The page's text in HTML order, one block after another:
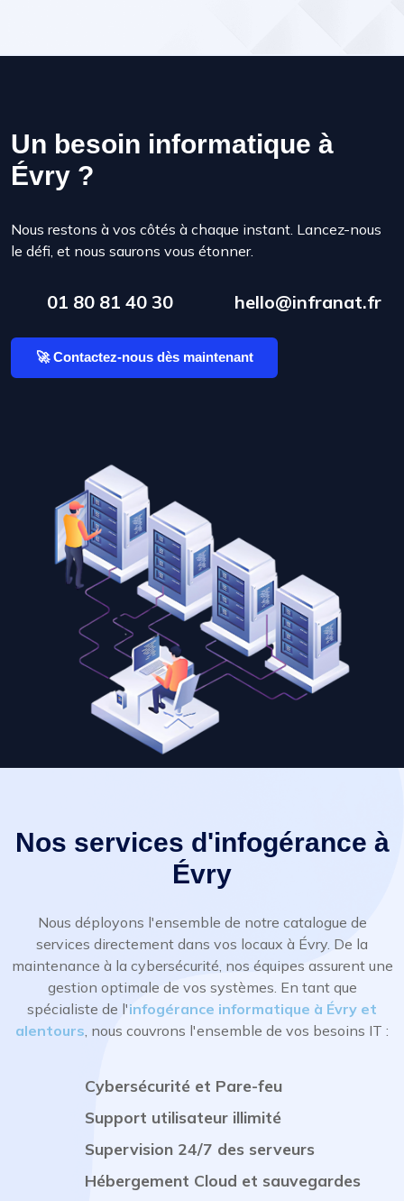
Un besoin informatique à
Évry ?
Nous restons à vos côtés à chaque instant. Lancez-nous
le défi, et nous saurons vous étonner.
01 80 81 40 30 hello@infranat.fr
🚀 Contactez-nous dès maintenant
Nos services d'infogérance à
Évry
Nous déployons l'ensemble de notre catalogue de
services directement dans vos locaux à Évry. De la
maintenance à la cybersécurité, nos équipes assurent une
gestion optimale de vos systèmes. En tant que
spécialiste de l'infogérance informatique à Évry et
alentours, nous couvrons l'ensemble de vos besoins IT :
Cybersécurité et Pare-feu
Support utilisateur illimité
Supervision 24/7 des serveurs
Hébergement Cloud et sauvegardes